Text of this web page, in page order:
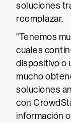
soluciones
reemplazar.
"Tenemos
cuales
dispositivo o
mucho
soluciones
con
información